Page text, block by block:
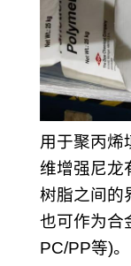
用于聚丙烯
维增强尼龙
树脂之间的
也可作为合
PC/PP等)。